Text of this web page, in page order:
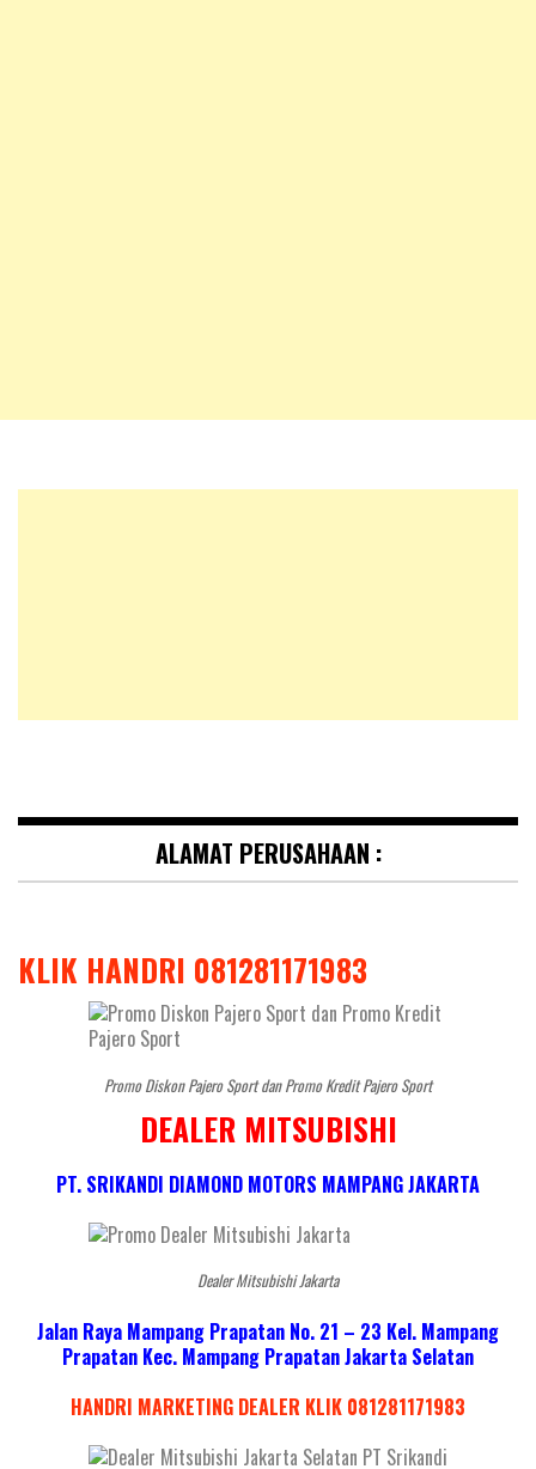
ALAMAT PERUSAHAAN :
KLIK HANDRI 081281171983
Promo Diskon Pajero Sport dan Promo Kredit Pajero Sport
DEALER MITSUBISHI
PT. SRIKANDI DIAMOND MOTORS MAMPANG JAKARTA
Dealer Mitsubishi Jakarta
Jalan Raya Mampang Prapatan No. 21 – 23 Kel. Mampang
Prapatan Kec. Mampang Prapatan Jakarta Selatan
HANDRI MARKETING DEALER KLIK 081281171983